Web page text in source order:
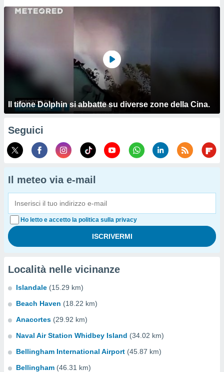
Il tifone Dolphin si abbatte su diverse zone della Cina.
Seguici
Il meteo via e-mail
Ho letto e accetto la politica sulla privacy
Località nelle vicinanze
Islandale (15.29 km)
Beach Haven (18.22 km)
Anacortes (29.92 km)
Naval Air Station Whidbey Island (34.02 km)
Bellingham International Airport (45.87 km)
Bellingham (46.31 km)